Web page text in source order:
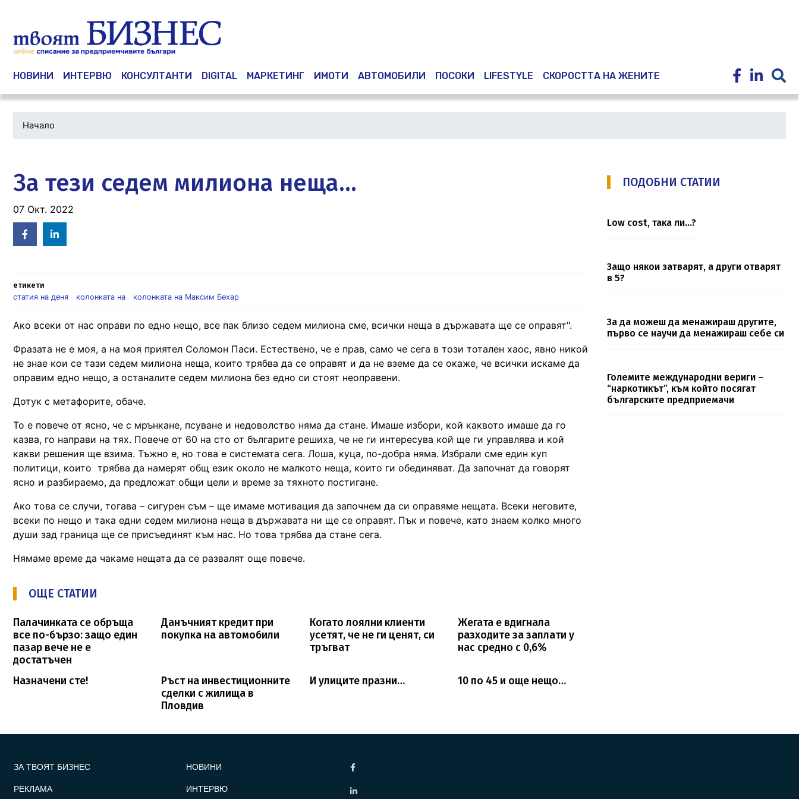
Main navigation
НОВИНИ ИНТЕРВЮ КОНСУЛТАНТИ DIGITAL МАРКЕТИНГ ИМОТИ АВТОМОБИЛИ ПОСОКИ LIFESTYLE СКОРОСТТА НА ЖЕНИТЕ
Начало
За тези седем милиона неща…
07 Окт. 2022
Facebook
in
етикети
статия на деня
колонката на колонката на Максим Бехар
Ако всеки от нас оправи по едно нещо, все пак близо седем милиона сме, всички неща в държавата ще се оправят".
Фразата не е моя, а на моя приятел Соломон Паси. Естествено, че е прав, само че сега в този тотален хаос, явно никой
не знае кои се тази седем милиона неща, които трябва да се оправят и да не вземе да се окаже, че всички искаме да
оправим едно нещо, а останалите седем милиона без едно си стоят неоправени.
Дотук с метафорите, обаче.
То е повече от ясно, че с мрънкане, псуване и недоволство няма да стане. Имаше избори, кой каквото имаше да го
казва, го направи на тях. Повече от 60 на сто от българите решиха, че не ги интересува кой ще ги управлява и кой
какви решения ще взима. Тъжно е, но това е системата сега. Лоша, куца, по-добра няма. Избрали сме един куп
политици, които трябва да намерят общ език около не малкото неща, които ги обединяват. Да започнат да говорят
ясно и разбираемо, да предложат общи цели и време за тяхното постигане.
Ако това се случи, тогава – сигурен съм – ще имаме мотивация да започнем да си оправяме нещата. Всеки неговите,
всеки по нещо и така едни седем милиона неща в държавата ни ще се оправят. Пък и повече, като знаем колко много
души зад граница ще се присъединят към нас. Но това трябва да стане сега.
Нямаме време да чакаме нещата да се развалят още повече.
ОЩЕ СТАТИИ
Палачинката се обръща
все по-бързо: защо един
пазар вече не е
достатъчен
Данъчният кредит при
покупка на автомобили
Когато лоялни клиенти
усетят, че не ги ценят, си
тръгват
Жегата е вдигнала
разходите за заплати у
нас средно с 0,6%
Назначени сте!
Ръст на инвестиционните
сделки с жилища в
Пловдив
И улиците празни… 10 по 45 и още нещо…
ПОДОБНИ СТАТИИ
Low cost, така ли…?
Защо някои затварят, а други отварят
в 5?
За да можеш да менажираш другите,
първо се научи да менажираш себе си
Големите международни вериги –
“наркотикът”, към който посягат
българските предприемачи
ЗА ТВОЯТ БИЗНЕС
РЕКЛАМА
НОВИНИ
ИНТЕРВЮ